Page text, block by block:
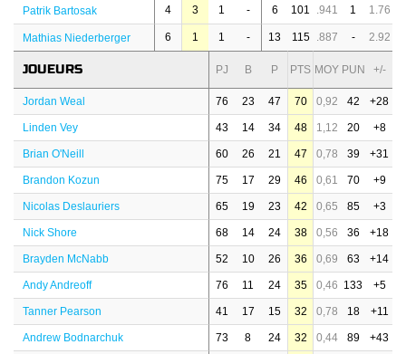
Patrik Bartosak 4 3 1 - 6 101 .941 1 1.76
Mathias Niederberger 6 1 1 - 13 115 .887 - 2.92
JOUEURS PJ B P PTS MOY PUN +/-
Jordan Weal 76 23 47 70 0,92 42 +28
Linden Vey 43 14 34 48 1,12 20 +8
Brian O'Neill 60 26 21 47 0,78 39 +31
Brandon Kozun 75 17 29 46 0,61 70 +9
Nicolas Deslauriers 65 19 23 42 0,65 85 +3
Nick Shore 68 14 24 38 0,56 36 +18
Brayden McNabb 52 10 26 36 0,69 63 +14
Andy Andreoff 76 11 24 35 0,46 133 +5
Tanner Pearson 41 17 15 32 0,78 18 +11
Andrew Bodnarchuk 73 8 24 32 0,44 89 +43